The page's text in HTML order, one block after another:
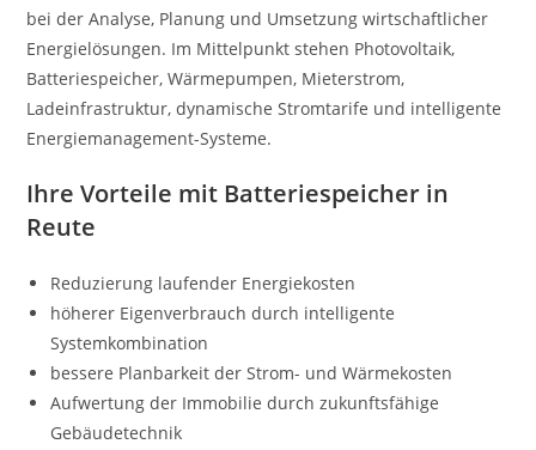
bei der Analyse, Planung und Umsetzung wirtschaftlicher
Energielösungen. Im Mittelpunkt stehen Photovoltaik,
Batteriespeicher, Wärmepumpen, Mieterstrom,
Ladeinfrastruktur, dynamische Stromtarife und intelligente
Energiemanagement-Systeme.
Ihre Vorteile mit Batteriespeicher in
Reute
Reduzierung laufender Energiekosten
höherer Eigenverbrauch durch intelligente
Systemkombination
bessere Planbarkeit der Strom- und Wärmekosten
Aufwertung der Immobilie durch zukunftsfähige
Gebäudetechnik